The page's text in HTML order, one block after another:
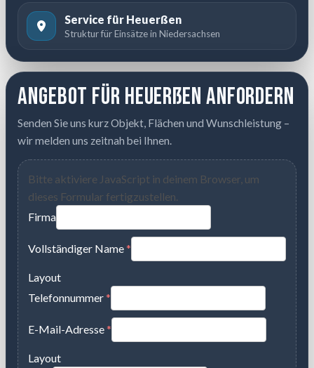
Service für Heuerßen
Struktur für Einsätze in Niedersachsen
Angebot für Heuerßen anfordern
Senden Sie uns kurz Objekt, Flächen und Wunschleistung –
wir melden uns zeitnah bei Ihnen.
Bitte aktiviere JavaScript in deinem Browser, um
dieses Formular fertigzustellen.
Firma
Vollständiger Name*
Layout
Telefonnummer*
E-Mail-Adresse*
Layout